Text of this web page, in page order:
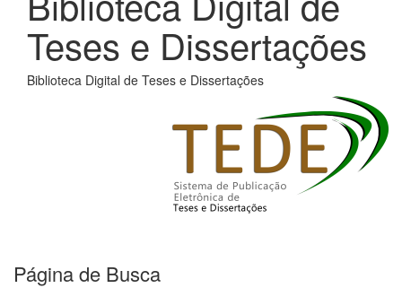
Teses e Dissertações
Biblioteca Digital de Teses e Dissertações
Página de Busca